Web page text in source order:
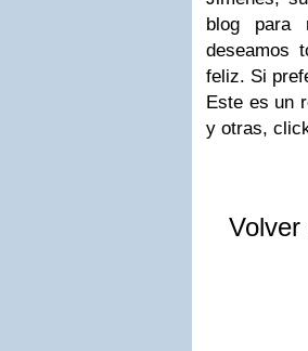
blog para
deseamos
feliz. Si
Este es un
y otras,